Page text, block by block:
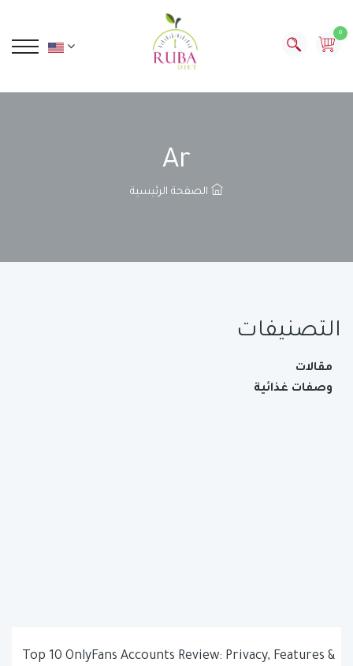
0
Ar
الصفحة الرئيسية
التصنيفات
مقالات
وصفات غذائية
Top 10 OnlyFans Accounts Review: Privacy, Features &